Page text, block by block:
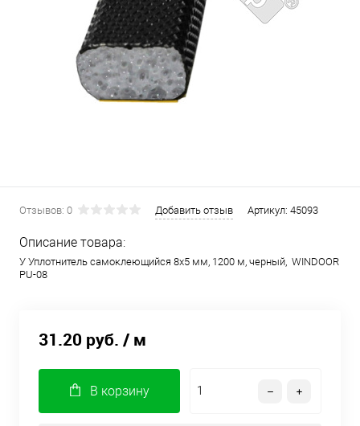
Отзывов: 0 Добавить отзыв Артикул: 45093
Описание товара:
У Уплотнитель самоклеющийся 8х5 мм, 1200 м, черный, WINDOOR
PU-08
31.20 руб. / м
В корзину